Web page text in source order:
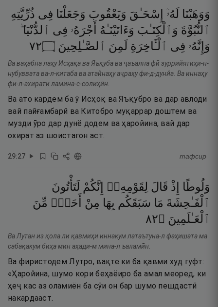
وَوَهَبْنَا لَهُۥٓ إِسْحَـٰقَ وَيَعْقُوبَ وَجَعَلْنَا فِى ذُرِّيَّتِهِ
ٱلنُّبُوَّةَ وَٱلْكِتَـٰبَ وَءَاتَيْنَـٰهُ أَجْرَهُۥ فِى ٱلدُّنْيَا ۖ
وَإِنَّهُۥ فِى ٱلْـَٔاخِرَةِ لَمِنَ ٱلصَّـٰلِحِينَ ۝٢٧
Ва ваҳабна лаҳу Исҳақа ва Яъқуба ва ҷаъална фӣ зуррийятиҳи-н-
нубуввата ва-л-китаба ва атайнаҳу аҷраҳу фи-д-дунйа. Ва иннаҳу
фи-л-ахирати ламина-с-солиҳӣн.
Ва ато кардем ба ӯ Исҳоқ ва Яъқубро ва дар авлоди
вай пайғамбарӣ ва Китобро муқаррар доштем ва
музди ӯро дар дунё додем ва ҳаройина, вай дар
охират аз шоистагон аст.
29:27 тафсир
وَلُوطًا إِذْ قَالَ لِقَوْمِهِۦٓ إِنَّكُمْ لَتَأْتُونَ
ٱلْفَـٰحِشَةَ مَا سَبَقَكُم بِهَا مِنْ أَحَدٍۢ مِّنَ
ٱلْعَـٰلَمِينَ ۝٢٨
Ва Лутан из қола ли қавмиҳи иннакум латаътуна-л фаҳишата ма
сабақакум биҳа мин аҳади-м мина-л ъаламӣн.
Ва фиристодем Лутро, вақте ки ба қавми худ гуфт:
«Ҳаройина, шумо кори беҳаёиро ба амал меоред, ки
ҳеҷ кас аз оламиён ба сӯи он бар шумо пешдастӣ
накардааст.